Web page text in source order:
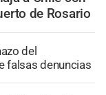
de Rosario
del
falsas denuncias